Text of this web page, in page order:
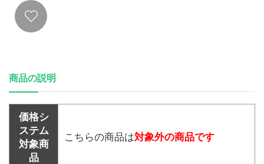
商品の説明
価格シ
ステム
対象商
品
こちらの商品は対象外の商品です